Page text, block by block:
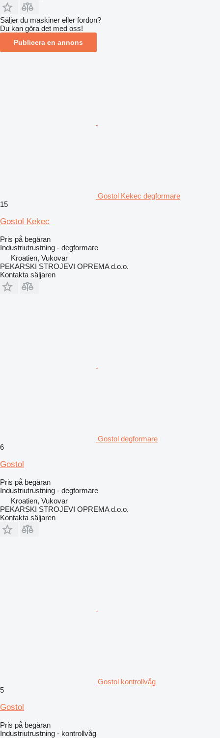
Säljer du maskiner eller fordon?
Du kan göra det med oss!
Publicera en annons
Gostol Kekec degformare
15
Gostol Kekec
Pris på begäran
Industriutrustning - degformare
Kroatien, Vukovar
PEKARSKI STROJEVI OPREMA d.o.o.
Kontakta säljaren
Gostol degformare
6
Gostol
Pris på begäran
Industriutrustning - degformare
Kroatien, Vukovar
PEKARSKI STROJEVI OPREMA d.o.o.
Kontakta säljaren
Gostol kontrollvåg
5
Gostol
Pris på begäran
Industriutrustning - kontrollvåg